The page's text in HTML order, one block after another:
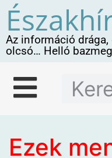
Az információ
olcsó… Helló
Ezek